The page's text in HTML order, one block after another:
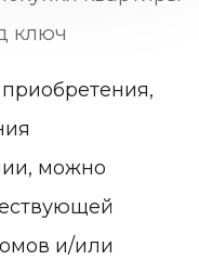
ключ
можно
и/или